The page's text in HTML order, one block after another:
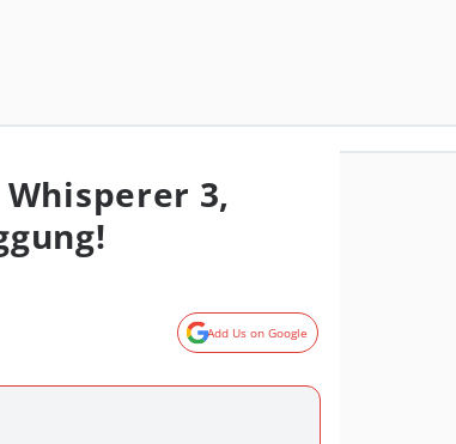
3,
Add Us on Google